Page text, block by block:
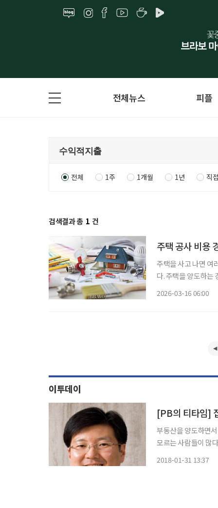
전체뉴스 피플
전체 1주 1개월 1년 직
검색결과 총 1 건
주택 공사 비용
주택을 사고 나면 여
다. 주택을 양도하는
2026-03-16 06:00
이투데이
[PB의 티타임]
부동산을 양도하면
모르는 사람들이 많
2018-01-31 13:37